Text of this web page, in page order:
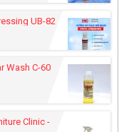
UB-82
Wash C-60
Clinic -